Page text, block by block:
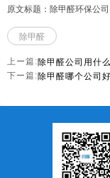
原文标题：除甲醛环保公司
除甲醛
上ー篇:除甲醛公司用什么
下ー篇:除甲醛哪个公司好